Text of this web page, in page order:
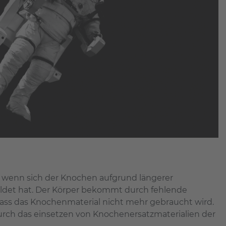
sich der Knochen aufgrund längerer
hat. Der Körper bekommt durch fehlende
das Knochenmaterial nicht mehr gebraucht wird.
das einsetzen von Knochenersatzmaterialien der